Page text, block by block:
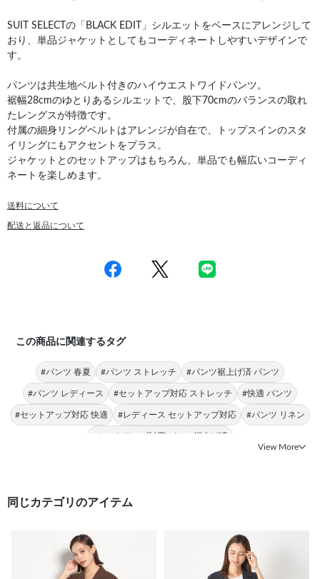
SUIT SELECTの「BLACK EDIT」シルエットをベースにアレンジして
おり、単品ジャケットとしてもコーディネートしやすいデザインで
す。
パンツは共生地ベルト付きのハイウエストワイドパンツ。
裾幅28cmのゆとりあるシルエットで、股下70cmのバランスの取れ
たレングスが特徴です。
付属の細身リングベルトはアレンジが自在で、トップスインのスタ
イリングにもアクセントをプラス。
ジャケットとのセットアップはもちろん、単品でも幅広いコーディ
ネートを楽しめます。
送料について
配送と返品について
この商品に関連するタグ
#パンツ 春夏 #パンツ ストレッチ #パンツ裾上げ済 パンツ
#パンツ レディース #セットアップ対応 ストレッチ #快適 パンツ
#セットアップ対応 快適 #レディース セットアップ対応 #パンツ リネン
#セットアップ対応 パンツ裾上げ済
View More
同じカテゴリのアイテム